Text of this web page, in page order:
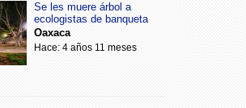
Se les muere árbol a
ecologistas de banqueta
Oaxaca
Hace: 4 años 11 meses